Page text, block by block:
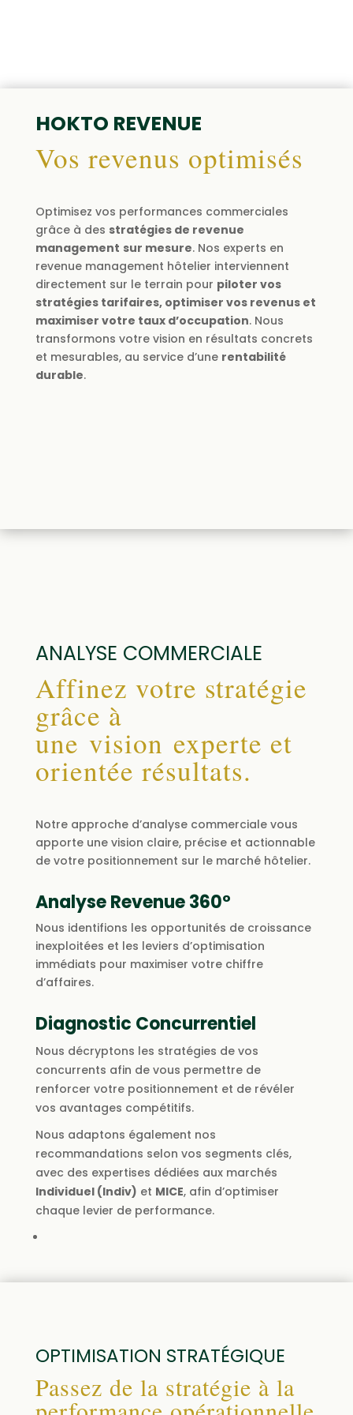
HOKTO REVENUE
Vos revenus optimisés
Optimisez vos performances commerciales
grâce à des stratégies de revenue
management sur mesure. Nos experts en
revenue management hôtelier interviennent
directement sur le terrain pour piloter vos
stratégies tarifaires, optimiser vos revenus et
maximiser votre taux d’occupation. Nous
transformons votre vision en résultats concrets
et mesurables, au service d’une rentabilité
durable.
ANALYSE COMMERCIALE
Affinez votre stratégie
grâce à
une vision experte et
orientée résultats.
Notre approche d’analyse commerciale vous
apporte une vision claire, précise et actionnable
de votre positionnement sur le marché hôtelier.
Analyse Revenue 360°
Nous identifions les opportunités de croissance
inexploitées et les leviers d’optimisation
immédiats pour maximiser votre chiffre
d’affaires.
Diagnostic Concurrentiel
Nous décryptons les stratégies de vos
concurrents afin de vous permettre de
renforcer votre positionnement et de révéler
vos avantages compétitifs.
Nous adaptons également nos
recommandations selon vos segments clés,
avec des expertises dédiées aux marchés
Individuel (Indiv) et MICE, afin d’optimiser
chaque levier de performance.
OPTIMISATION STRATÉGIQUE
Passez de la stratégie à la